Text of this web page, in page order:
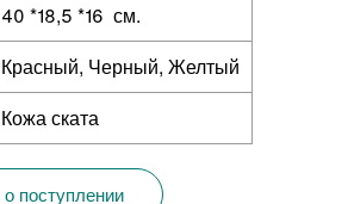
40 *18,5 *16 см.
Красный, Черный, Желтый
Кожа ската
поступлении